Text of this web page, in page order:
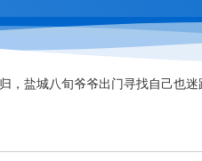
，盐城八旬爷爷出门寻找自己也迷